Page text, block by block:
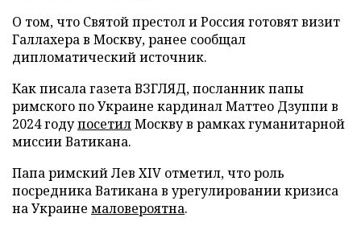
О том, что Святой престол и Россия готовят визит
Галлахера в Москву, ранее сообщал
дипломатический источник.
Как писала газета ВЗГЛЯД, посланник папы
римского по Украине кардинал Маттео Дзуппи в
2024 годупосетилМоскву в рамках гуманитарной
миссии Ватикана.
Папа римский Лев XIV отметил, что роль
посредника Ватикана в урегулировании кризиса
на Украине маловероятна.